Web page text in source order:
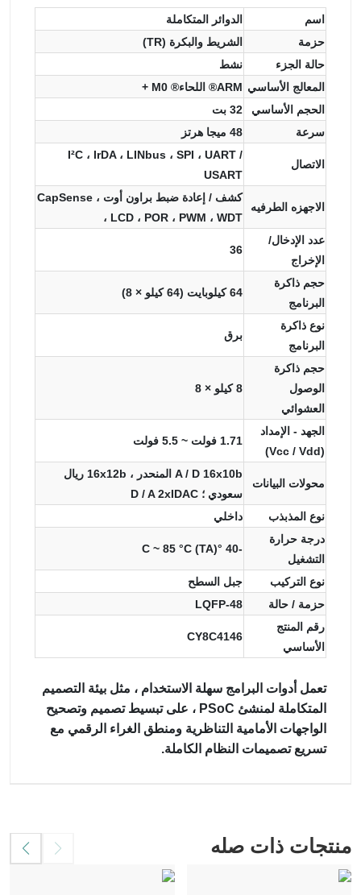
اسم
الدوائر المتكاملة
حزمة
الشريط والبكرة (TR)
حالة الجزء
نشط
المعالج الأساسي ARM® اللحاء® M0 +
الحجم الأساسي
32 بت
سرعة
48 ميجا هرتز
الاتصال
I²C ، IrDA ، LINbus ، SPI ، UART /
USART
الاجهزه الطرفيه
كشف / إعادة ضبط براون أوت ، CapSense
، LCD ، POR ، PWM ، WDT
عدد الإدخال/
الإخراج
36
حجم ذاكرة
البرنامج
64 كيلوبايت (64 كيلو × 8)
نوع ذاكرة
البرنامج
برق
حجم ذاكرة
الوصول
العشوائي
8 كيلو × 8
الجهد - الإمداد
(Vcc / Vdd)
1.71 فولت ~ 5.5 فولت
محولات البيانات
A / D 16x10b المنحدر ، 16x12b ريال
سعودي ؛ D / A 2xIDAC
نوع المذبذب
داخلي
درجة حرارة
التشغيل
-40 °C ~ 85 °C (TA)
نوع التركيب
جبل السطح
حزمة / حالة
48-LQFP
رقم المنتج
الأساسي
CY8C4146
تعمل أدوات البرامج سهلة الاستخدام ، مثل بيئة التصميم
المتكاملة لمنشئ PSoC ، على تبسيط تصميم وتصحيح
الواجهات الأمامية التناظرية ومنطق الغراء الرقمي مع
تسريع تصميمات النظام الكاملة.
منتجات ذات صله